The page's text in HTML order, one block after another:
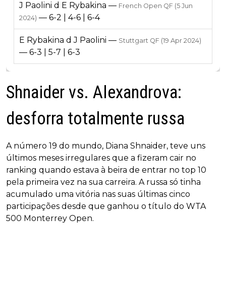
J Paolini d E Rybakina — French Open QF (5 Jun
2024) — 6-2 | 4-6 | 6-4
E Rybakina d J Paolini — Stuttgart QF (19 Apr 2024)
— 6-3 | 5-7 | 6-3
Shnaider vs. Alexandrova:
desforra totalmente russa
A número 19 do mundo, Diana Shnaider, teve uns
últimos meses irregulares que a fizeram cair no
ranking quando estava à beira de entrar no top 10
pela primeira vez na sua carreira. A russa só tinha
acumulado uma vitória nas suas últimas cinco
participações desde que ganhou o título do WTA
500 Monterrey Open.